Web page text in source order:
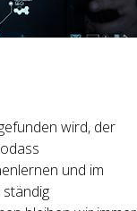
wird, der
und im